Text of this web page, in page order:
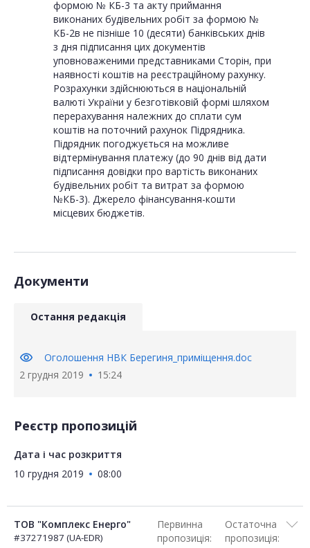
формою № КБ-3 та акту приймання
виконаних будівельних робіт за формою №
КБ-2в не пізніше 10 (десяти) банківських днів
з дня підписання цих документів
уповноваженими представниками Сторін, при
наявності коштів на реєстраційному рахунку.
Розрахунки здійснюються в національній
валюті України у безготівковій формі шляхом
перерахування належних до сплати сум
коштів на поточний рахунок Підрядника.
Підрядник погоджується на можливе
відтермінування платежу (до 90 днів від дати
підписання довідки про вартість виконаних
будівельних робіт та витрат за формою
№КБ-3). Джерело фінансування-кошти
місцевих бюджетів.
Документи
Остання редакція
visibility
Оголошення НВК Берегиня_приміщення.doc
2 грудня 2019
15:24
Реєстр пропозицій
Дата і час розкриття
10 грудня 2019
08:00
ТОВ "Комплекс Енерго"
#37271987 (UA-EDR)
Первинна
пропозиція:
Остаточна
пропозиція: